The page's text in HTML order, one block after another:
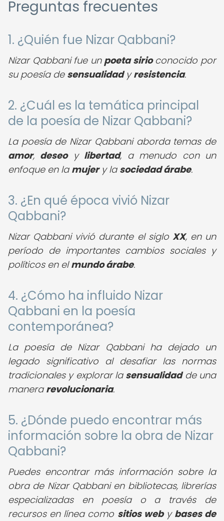
Preguntas frecuentes
1. ¿Quién fue Nizar Qabbani?
Nizar Qabbani fue un poeta sirioconocido por
su poesía de sensualidadyresistencia.
2. ¿Cuál es la temática principal
de la poesía de Nizar Qabbani?
La poesía de Nizar Qabbani aborda temas de
amor, deseoy libertad, a menudo con un
enfoque en la mujery la sociedad árabe.
3. ¿En qué época vivió Nizar
Qabbani?
Nizar Qabbani vivió durante el siglo XX, en un
período de importantes cambios sociales y
políticos en elmundo árabe.
4. ¿Cómo ha influido Nizar
Qabbani en la poesía
contemporánea?
La poesía de Nizar Qabbani ha dejado un
legado significativo al desafiar las normas
tradicionales y explorar la sensualidadde una
manera revolucionaria.
5. ¿Dónde puedo encontrar más
información sobre la obra de Nizar
Qabbani?
Puedes encontrar más información sobre la
obra de Nizar Qabbani en bibliotecas, librerías
especializadas en poesía o a través de
recursos en línea como sitios weby bases de